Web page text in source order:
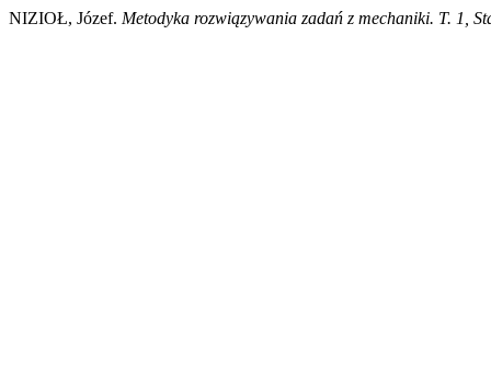
NIZIOŁ, Józef. Metodyka rozwiązywania zadań z mechaniki. T. 1,